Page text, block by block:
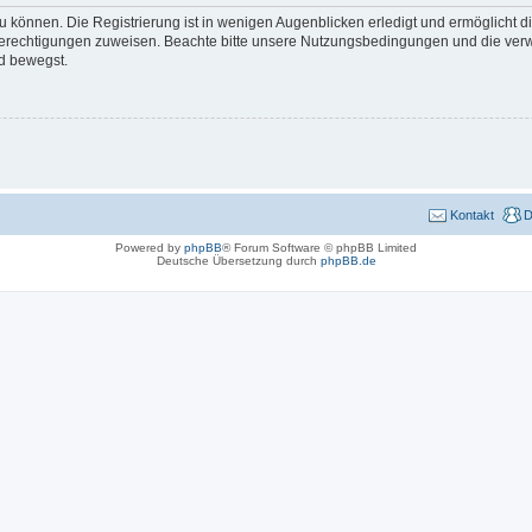
können. Die Registrierung ist in wenigen Augenblicken erledigt und ermöglicht
zuweisen. Beachte bitte unsere Nutzungsbedingungen und die
bewegst.
Kontakt
Powered by phpBB® Forum Software © phpBB Limited
Deutsche Übersetzung durch phpBB.de